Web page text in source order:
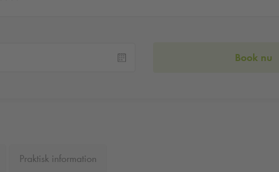
Book nu
Praktisk information